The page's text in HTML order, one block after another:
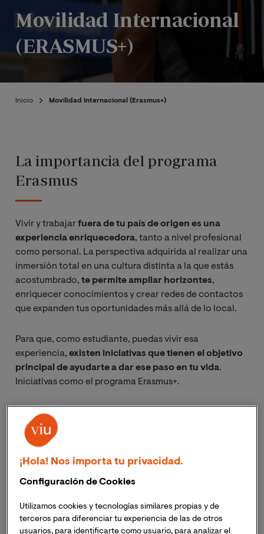
Movilidad Internacional
(ERASMUS+)
Inicio Movilidad Internacional (Erasmus+)
La importancia del programa
Erasmus
Vivir y trabajarfuera de tu país de origen es una
experiencia enriquecedora, tanto a nivel profesional
como personal. La perspectiva adquirida al realizar una
inmersión total en una cultura distinta a la que estás
acostumbrado, te permite ampliar horizontes,
enriquecer conocimientos y crear redes de contactos
que expanden tus oportunidades más allá de lo local.
Para que, como estudiante, puedas vivir esa
experiencia, existen iniciativas que tienen el objetivo
principal de ayudarte a dar ese paso en tu vida.
Iniciativas como el programa Erasmus+.
Este programa, creado en 1987, ha hecho posible que
más de nueve millones de personas estudien, se
formen y realicen actividades
extranjero.
9M
¡Hola! Nos importa tu privacidad.
Configuración de Cookies
Utilizamos cookies y tecnologías similares propias y de
terceros para diferenciar tu experiencia de las de otros
usuarios, para identificarte como usuario, para analizar el